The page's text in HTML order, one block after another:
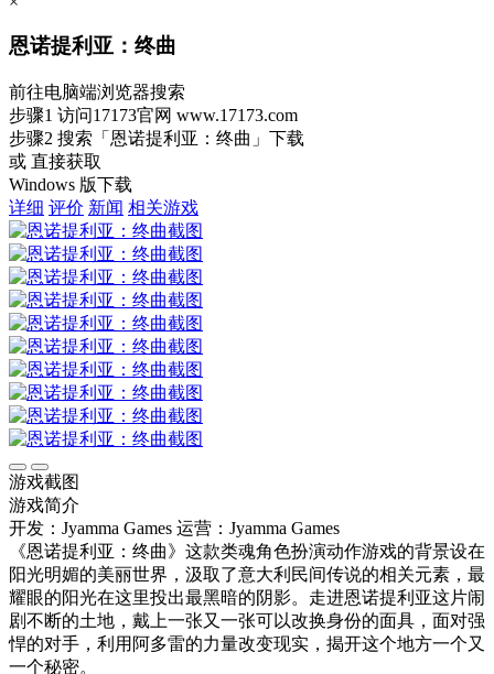
恩诺提利亚：终曲
前往电脑端浏览器搜索
步骤1 访问17173官网 www.17173.com
步骤2 搜索 「恩诺提利亚：终曲」 下载
或 直接获取
Windows 版下载
详细 评价 新闻 相关游戏
游戏截图
游戏简介
开发：Jyamma Games 运营：Jyamma Games
《恩诺提利亚：终曲》这款类魂角色扮演动作游戏的背景设在
阳光明媚的美丽世界，汲取了意大利民间传说的相关元素，最
耀眼的阳光在这里投出最黑暗的阴影。走进恩诺提利亚这片闹
剧不断的土地，戴上一张又一张可以改换身份的面具，面对强
悍的对手，利用阿多雷的力量改变现实，揭开这个地方一个又
一个秘密。